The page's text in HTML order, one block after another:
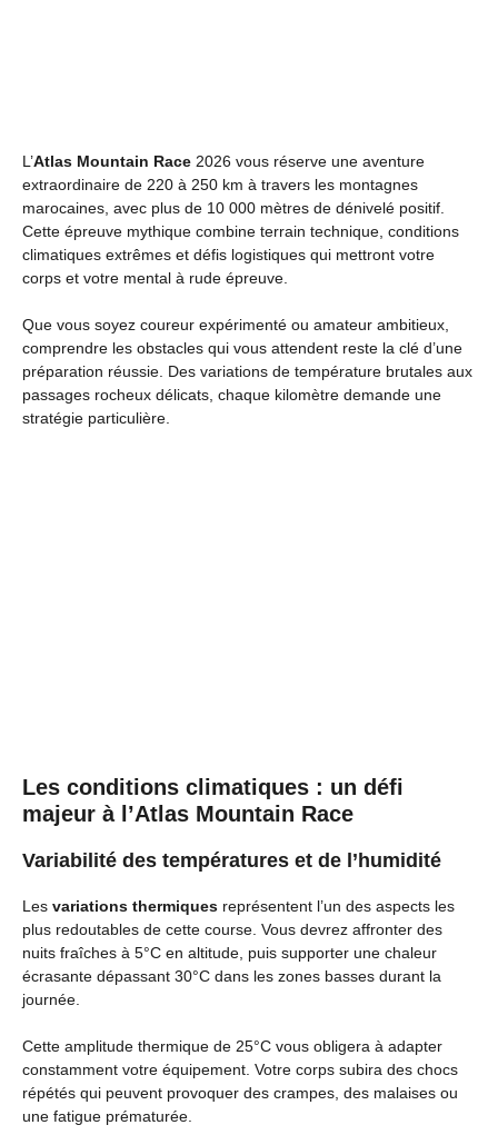
L’Atlas Mountain Race 2026 vous réserve une aventure
extraordinaire de 220 à 250 km à travers les montagnes
marocaines, avec plus de 10 000 mètres de dénivelé positif.
Cette épreuve mythique combine terrain technique, conditions
climatiques extrêmes et défis logistiques qui mettront votre
corps et votre mental à rude épreuve.
Que vous soyez coureur expérimenté ou amateur ambitieux,
comprendre les obstacles qui vous attendent reste la clé d’une
préparation réussie. Des variations de température brutales aux
passages rocheux délicats, chaque kilomètre demande une
stratégie particulière.
Les conditions climatiques : un défi
majeur à l’Atlas Mountain Race
Variabilité des températures et de l’humidité
Les variations thermiques représentent l’un des aspects les
plus redoutables de cette course. Vous devrez affronter des
nuits fraîches à 5°C en altitude, puis supporter une chaleur
écrasante dépassant 30°C dans les zones basses durant la
journée.
Cette amplitude thermique de 25°C vous obligera à adapter
constamment votre équipement. Votre corps subira des chocs
répétés qui peuvent provoquer des crampes, des malaises ou
une fatigue prématurée.